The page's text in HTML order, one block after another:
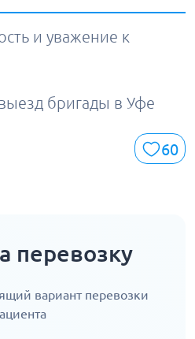
и уважение к
бригады в Уфе
60
перевозку
вариант перевозки